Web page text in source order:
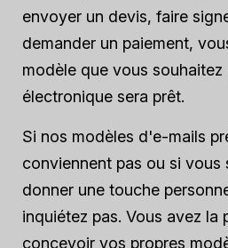
envoyer un devis, faire
demander un paiement,
modèle que vous
électronique sera prêt.
Si nos modèles d'e-mails
conviennent pas ou si vous
donner une touche
inquiétez pas. Vous avez la
concevoir vos propres